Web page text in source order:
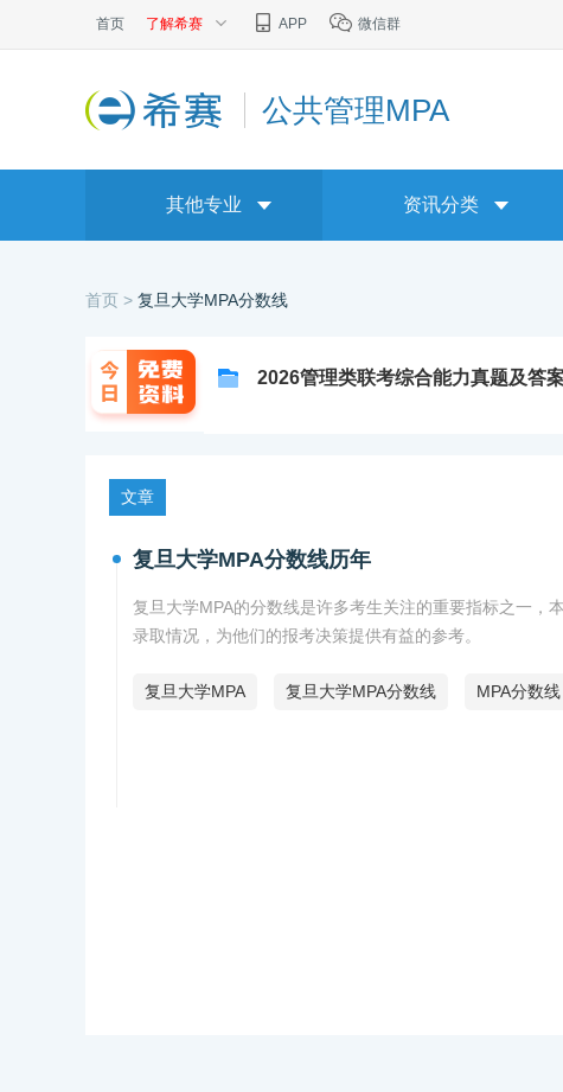
首页 了解希赛 APP 微信群
公共管理MPA
其他专业 资讯分类
首页 > 复旦大学MPA分数线
2026管理类联考综合能力真题及答
文章
复旦大学MPA分数线历年
复旦大学MPA的分数线是许多考生关注的重要指标之一，
录取情况，为他们的报考决策提供有益的参考。
复旦大学MPA 复旦大学MPA分数线 MPA分数线